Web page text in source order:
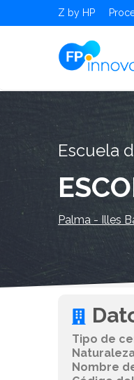
Z by HP
Escuela
Palma - Illes
Tipo de
Nombre